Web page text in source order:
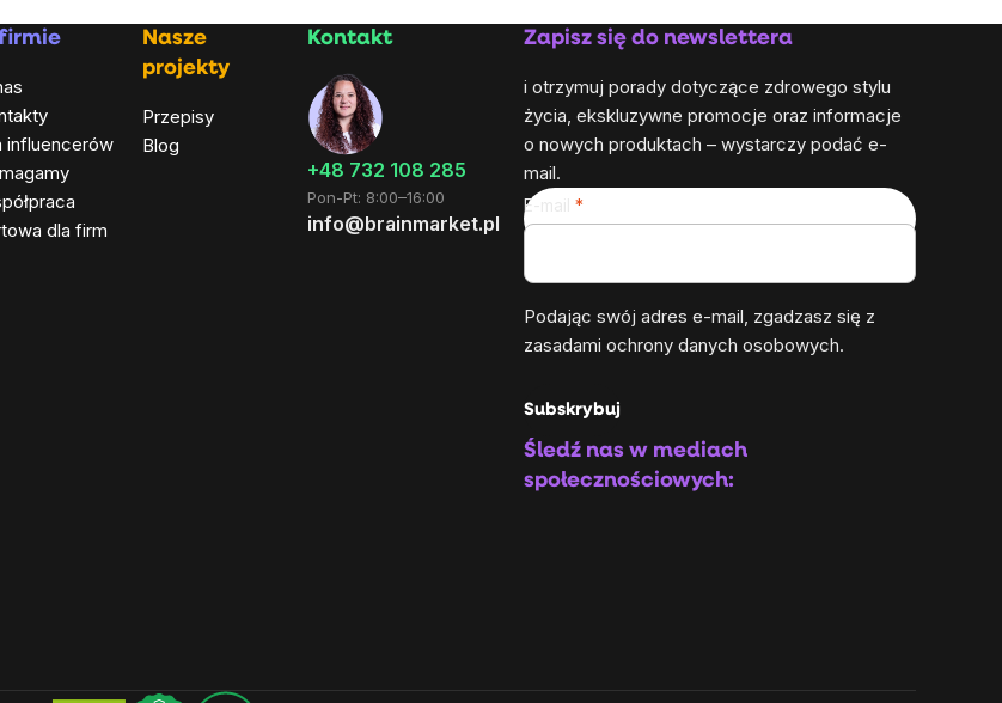
influencerów
dla firm
Nasze
projekty
Przepisy
Blog
Kontakt
+48 732 108 285
Pon-Pt: 8:00–16:00
info@brainmarket.pl
Zapisz się do newslettera
i otrzymuj porady dotyczące zdrowego stylu
życia, ekskluzywne promocje oraz informacje
o nowych produktach – wystarczy podać e-
mail.
E-mail
Podając swój adres e-mail, zgadzasz się z
zasadami ochrony danych osobowych.
Subskrybuj
Śledź nas w mediach
społecznościowych: